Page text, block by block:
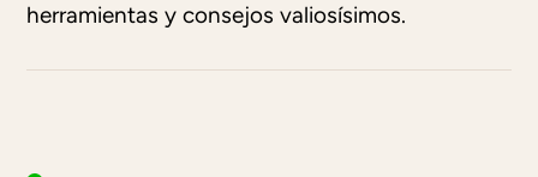
herramientas y consejos valiosísimos.